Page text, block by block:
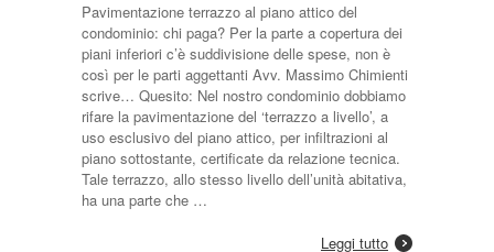
Pavimentazione terrazzo al piano attico del
condominio: chi paga? Per la parte a copertura dei
piani inferiori c’è suddivisione delle spese, non è
così per le parti aggettanti Avv. Massimo Chimienti
scrive… Quesito: Nel nostro condominio dobbiamo
rifare la pavimentazione del ‘terrazzo a livello’, a
uso esclusivo del piano attico, per infiltrazioni al
piano sottostante, certificate da relazione tecnica.
Tale terrazzo, allo stesso livello dell’unità abitativa,
ha una parte che …
Leggi tutto